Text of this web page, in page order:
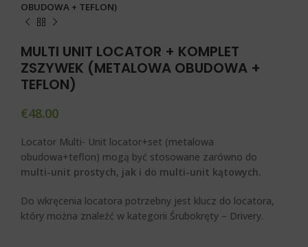
OBUDOWA + TEFLON)
MULTI UNIT LOCATOR + KOMPLET
ZSZYWEK (METALOWA OBUDOWA +
TEFLON)
€48.00
Locator Multi- Unit locator+set (metalowa
obudowa+teflon) mogą być stosowane zarówno do
multi-unit prostych, jak i do multi-unit kątowych.
Do wkręcenia locatora potrzebny jest klucz do locatora,
który można znaleźć w kategorii Śrubokręty – Drivery.